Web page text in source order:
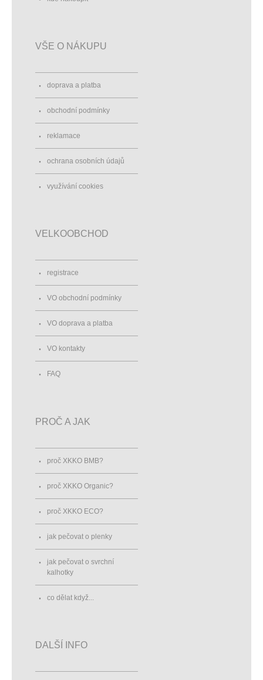
VŠE O NÁKUPU
doprava a platba
obchodní podmínky
reklamace
ochrana osobních údajů
využívání cookies
VELKOOBCHOD
registrace
VO obchodní podmínky
VO doprava a platba
VO kontakty
FAQ
PROČ A JAK
proč XKKO BMB?
proč XKKO Organic?
proč XKKO ECO?
jak pečovat o plenky
jak pečovat o svrchní
kalhotky
co dělat když...
DALŠÍ INFO